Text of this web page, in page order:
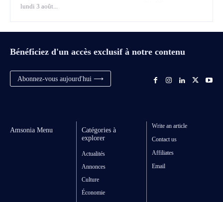
lundi 3 août...
Bénéficiez d'un accès exclusif à notre contenu
Abonnez-vous aujourd'hui ⟶
Amsonia Menu
Catégories à
explorer
Actualités
Annonces
Culture
Économie
Write an article
Contact us
Affiliates
Email